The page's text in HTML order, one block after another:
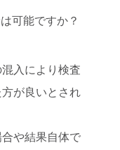
可能ですか？
入により検査
が良いとされ
や結果自体で